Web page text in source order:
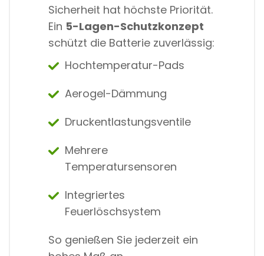
Sicherheit hat höchste Priorität.
Ein 5-Lagen-Schutzkonzept
schützt die Batterie zuverlässig:
Hochtemperatur-Pads
Aerogel-Dämmung
Druckentlastungsventile
Mehrere
Temperatursensoren
Integriertes
Feuerlöschsystem
So genießen Sie jederzeit ein